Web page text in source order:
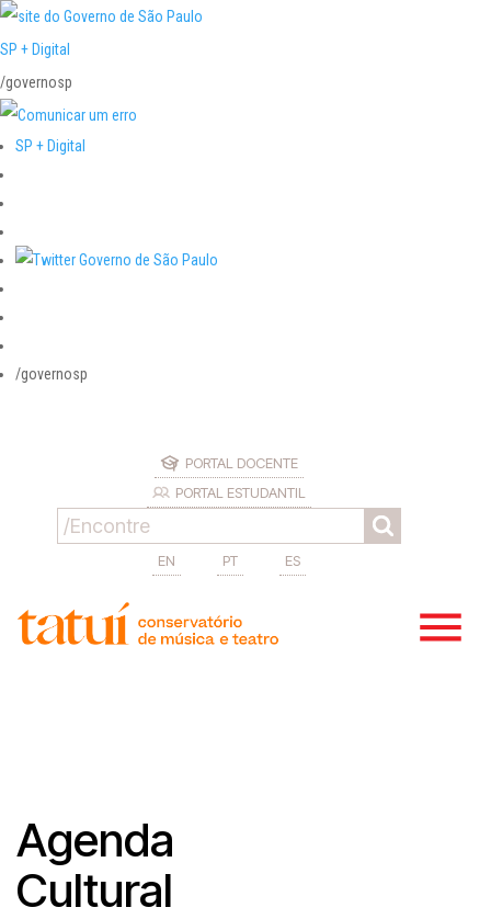
SP + Digital
/governosp
SP + Digital
/governosp
PORTAL DOCENTE
PORTAL ESTUDANTIL
EN PT ES
Agenda
Cultural